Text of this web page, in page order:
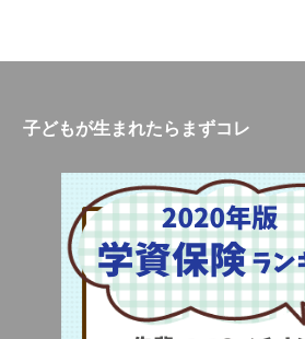
子どもが生まれたらまずコレ